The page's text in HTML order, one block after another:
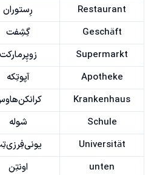
Restaurant
رِستوران
Geschäft
گِشِفت
Supermarkt
زوپِرمارکت
Apotheke
آپوتِکه
Krankenhaus
Schule
شوله
Universität
unten
اونتِن